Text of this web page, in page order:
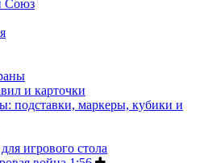
Союз
и карточки
подставки, маркеры, кубики и
игрового стола